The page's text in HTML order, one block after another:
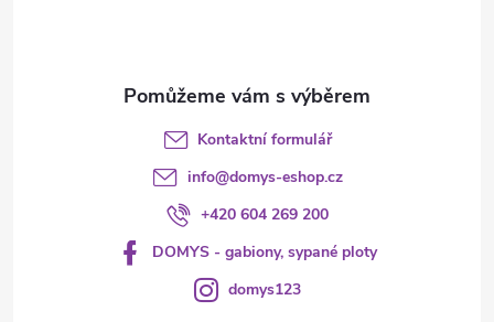
Kontaktní formulář
info@domys-eshop.cz
+420 604 269 200
DOMYS - gabiony, sypané ploty
domys123